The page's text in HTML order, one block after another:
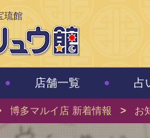
琉館
店舗一覧 占
博多マルイ店 新着情報 > お